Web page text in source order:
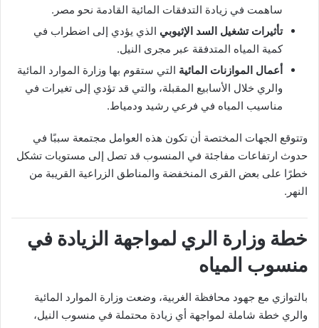
ساهمت في زيادة التدفقات المائية القادمة نحو مصر.
تأثيرات تشغيل السد الإثيوبي الذي يؤدي إلى اضطراب في
كمية المياه المتدفقة عبر مجرى النيل.
أعمال الموازنات المائية التي ستقوم بها وزارة الموارد المائية
والري خلال الأسابيع المقبلة، والتي قد تؤدي إلى تغيرات في
مناسيب المياه في فرعي رشيد ودمياط.
وتتوقع الجهات المختصة أن تكون هذه العوامل مجتمعة سببًا في
حدوث ارتفاعات مفاجئة في المنسوب قد تصل إلى مستويات تشكل
خطرًا على بعض القرى المنخفضة والمناطق الزراعية القريبة من
النهر.
خطة وزارة الري لمواجهة الزيادة في
منسوب المياه
بالتوازي مع جهود محافظة الغربية، وضعت وزارة الموارد المائية
والري خطة شاملة لمواجهة أي زيادة محتملة في منسوب النيل،